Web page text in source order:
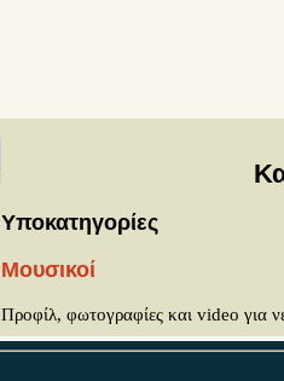
Υποκατηγορίες
Μουσικοί
Προφίλ, φωτογραφίες και video για
Ηθοποιοί